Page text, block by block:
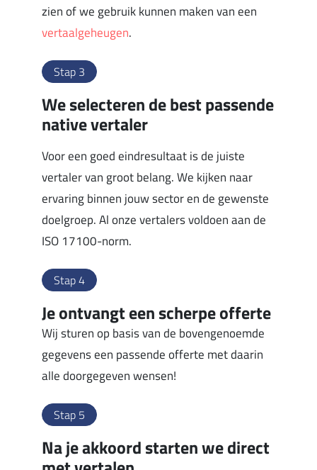
zien of we gebruik kunnen maken van een
vertaalgeheugen.
Stap 3
We selecteren de best passende
native vertaler
Voor een goed eindresultaat is de juiste
vertaler van groot belang. We kijken naar
ervaring binnen jouw sector en de gewenste
doelgroep. Al onze vertalers voldoen aan de
ISO 17100-norm.
Stap 4
Je ontvangt een scherpe offerte
Wij sturen op basis van de bovengenoemde
gegevens een passende offerte met daarin
alle doorgegeven wensen!
Stap 5
Na je akkoord starten we direct